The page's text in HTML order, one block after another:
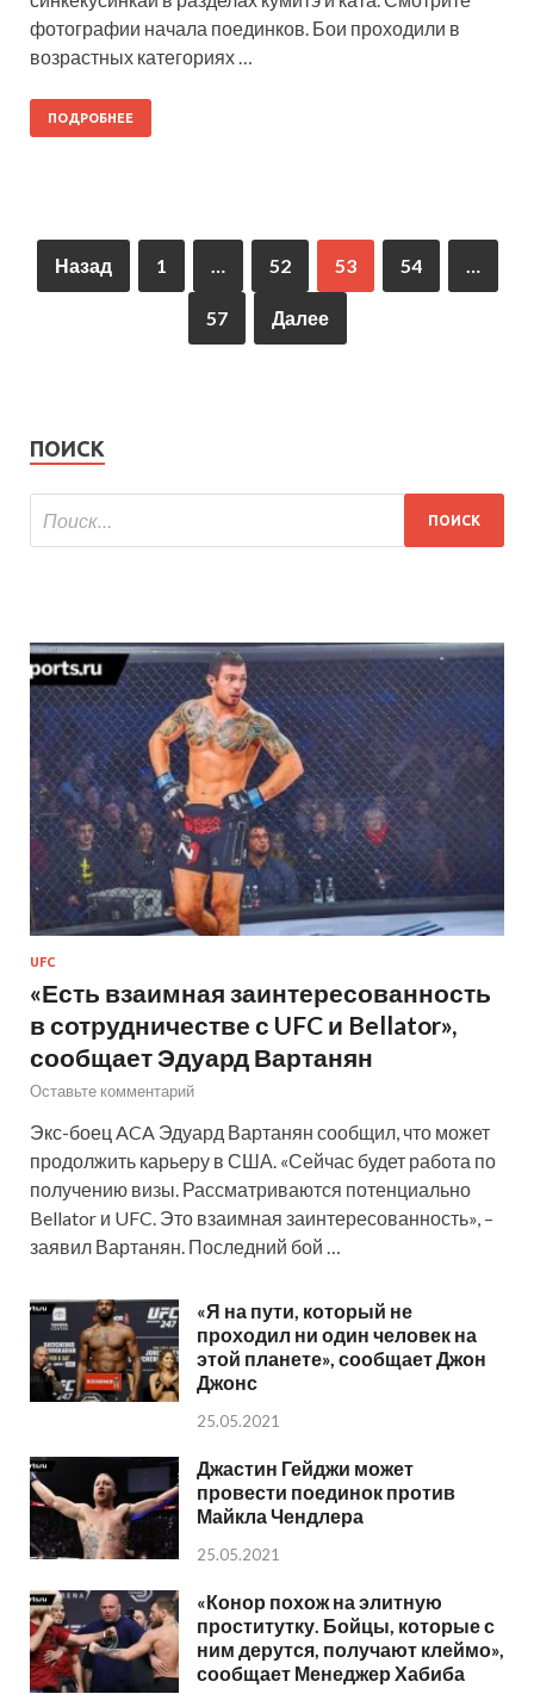
фотографии начала поединков. Бои проходили в
возрастных категориях …
ПОДРОБНЕЕ
Назад 1 … 52 53 54 …
57 Далее
ПОИСК
UFC
«Есть взаимная заинтересованность
в сотрудничестве с UFC и Bellator»,
сообщает Эдуард Вартанян
Оставьте комментарий
Экс-боец ACA Эдуард Вартанян сообщил, что может
продолжить карьеру в США. «Сейчас будет работа по
получению визы. Рассматриваются потенциально
Bellator и UFC. Это взаимная заинтересованность», –
заявил Вартанян. Последний бой …
«Я на пути, который не
проходил ни один человек на
этой планете», сообщает Джон
Джонс
25.05.2021
Джастин Гейджи может
провести поединок против
Майкла Чендлера
25.05.2021
«Конор похож на элитную
проститутку. Бойцы, которые с
ним дерутся, получают клеймо»,
сообщает Менеджер Хабиба